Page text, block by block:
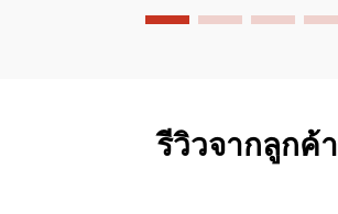
รีวิวจากลูกค้า